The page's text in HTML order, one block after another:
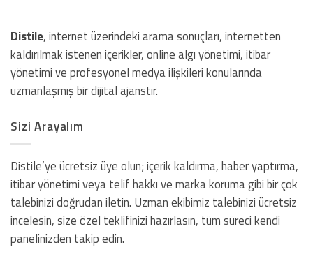
Distile, internet üzerindeki arama sonuçları, internetten
kaldırılmak istenen içerikler, online algı yönetimi, itibar
yönetimi ve profesyonel medya ilişkileri konularında
uzmanlaşmış bir dijital ajanstır.
Sizi Arayalım
Distile’ye ücretsiz üye olun; içerik kaldırma, haber yaptırma,
itibar yönetimi veya telif hakkı ve marka koruma gibi bir çok
talebinizi doğrudan iletin. Uzman ekibimiz talebinizi ücretsiz
incelesin, size özel teklifinizi hazırlasın, tüm süreci kendi
panelinizden takip edin.